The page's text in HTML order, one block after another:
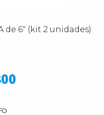
de 6" (kit 2 unidades)